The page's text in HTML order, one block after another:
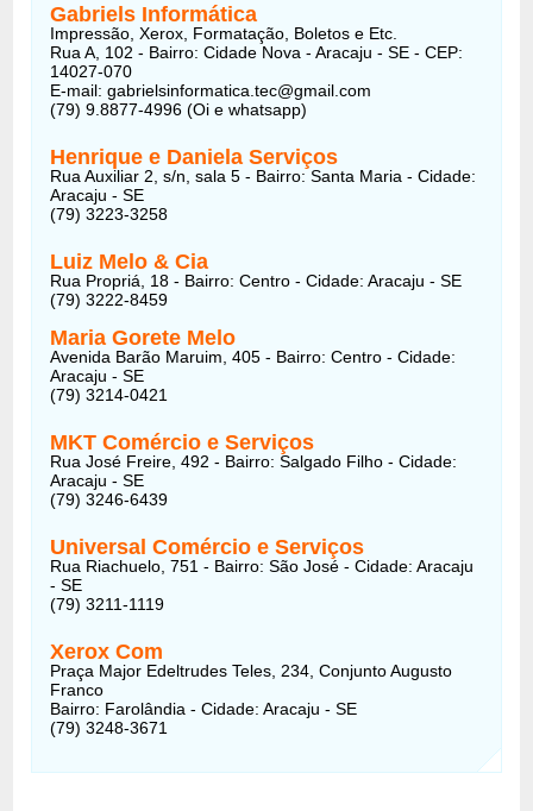
Gabriels Informática
Impressão, Xerox, Formatação, Boletos e Etc.
Rua A, 102 - Bairro: Cidade Nova - Aracaju - SE - CEP:
14027-070
E-mail: gabrielsinformatica.tec@gmail.com
(79) 9.8877-4996 (Oi e whatsapp)
Henrique e Daniela Serviços
Rua Auxiliar 2, s/n, sala 5 - Bairro: Santa Maria - Cidade:
Aracaju - SE
(79) 3223-3258
Luiz Melo & Cia
Rua Propriá, 18 - Bairro: Centro - Cidade: Aracaju - SE
(79) 3222-8459
Maria Gorete Melo
Avenida Barão Maruim, 405 - Bairro: Centro - Cidade:
Aracaju - SE
(79) 3214-0421
MKT Comércio e Serviços
Rua José Freire, 492 - Bairro: Salgado Filho - Cidade:
Aracaju - SE
(79) 3246-6439
Universal Comércio e Serviços
Rua Riachuelo, 751 - Bairro: São José - Cidade: Aracaju
- SE
(79) 3211-1119
Xerox Com
Praça Major Edeltrudes Teles, 234, Conjunto Augusto
Franco
Bairro: Farolândia - Cidade: Aracaju - SE
(79) 3248-3671